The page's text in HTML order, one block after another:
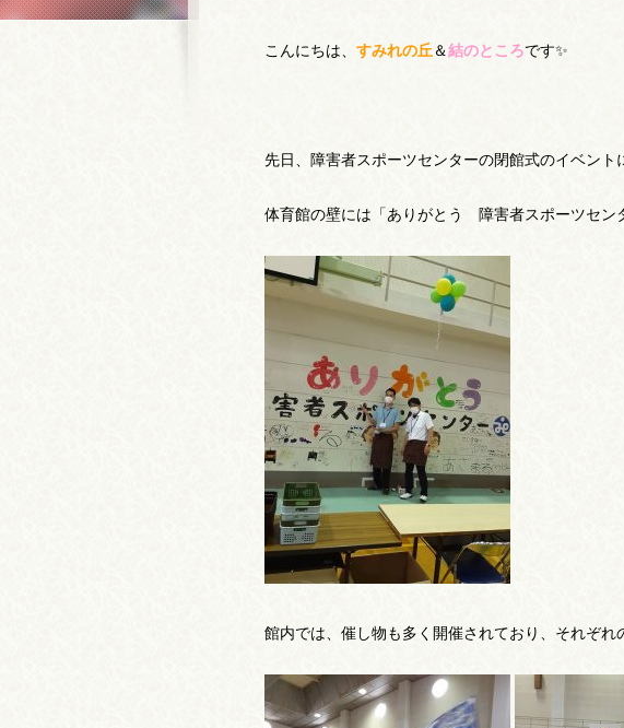
こんにちは、 すみれの丘 ＆結のところです✨
先日、障害者スポーツセンターの閉館式のイベント
体育館の壁には「ありがとう 障害者スポーツセン
館内では、催し物も多く開催されており、それぞ